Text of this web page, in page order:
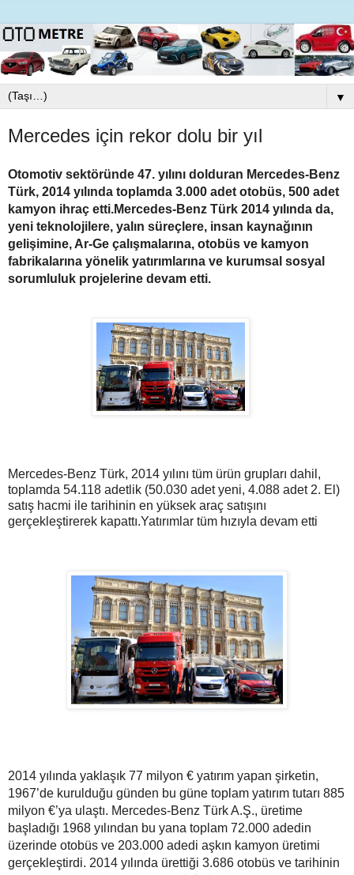
▼
Mercedes için rekor dolu bir yıl
Otomotiv sektöründe 47. yılını dolduran Mercedes-Benz
Türk, 2014 yılında toplamda 3.000 adet otobüs, 500 adet
kamyon ihraç etti.Mercedes-Benz Türk 2014 yılında da,
yeni teknolojilere, yalın süreçlere, insan kaynağının
gelişimine, Ar-Ge çalışmalarına, otobüs ve kamyon
fabrikalarına yönelik yatırımlarına ve kurumsal sosyal
sorumluluk projelerine devam etti.
Mercedes-Benz Türk, 2014 yılını tüm ürün grupları dahil,
toplamda 54.118 adetlik (50.030 adet yeni, 4.088 adet 2. El)
satış hacmi ile tarihinin en yüksek araç satışını
gerçekleştirerek kapattı.Yatırımlar tüm hızıyla devam etti
2014 yılında yaklaşık 77 milyon € yatırım yapan şirketin,
1967’de kurulduğu günden bu güne toplam yatırım tutarı 885
milyon €’ya ulaştı. Mercedes-Benz Türk A.Ş., üretime
başladığı 1968 yılından bu yana toplam 72.000 adedin
üzerinde otobüs ve 203.000 adedi aşkın kamyon üretimi
gerçekleştirdi. 2014 yılında ürettiği 3.686 otobüs ve tarihinin